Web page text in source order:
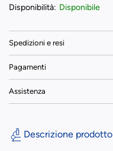
Disponibilità: Disponibile
Spedizioni e resi
Pagamenti
Assistenza
Descrizione prodotto